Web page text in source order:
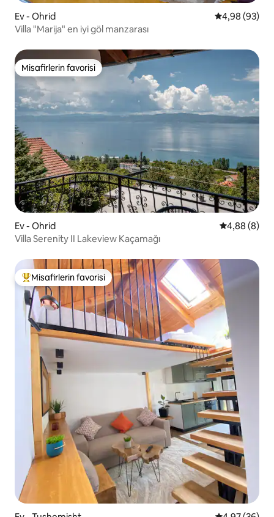
Ev - Ohrid 5 üzerinden
4,98 (93)
Villa "Marija" en iyi göl manzarası
Misafirlerin favorisi
Misafirlerin favorisi
Ev - Ohrid 5 üzerinden
4,88 (8)
Villa Serenity II Lakeview Kaçamağı
Misafirlerin favorilerinden en beğenilenler arasında
Misafirlerin favorisi